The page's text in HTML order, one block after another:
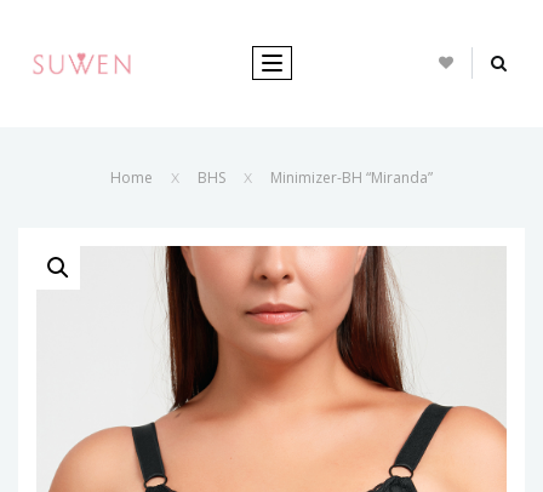
TOGGLE NAVIGATION
Home X BHS X Minimizer-BH “Miranda”